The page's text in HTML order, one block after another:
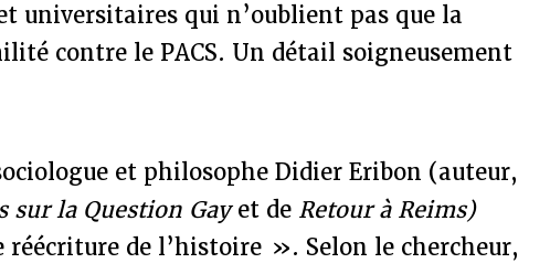
universitaires qui n’oublient pas que la
contre le PACS. Un détail soigneusement
et philosophe Didier Eribon (auteur,
sur la Question Gayet de Retour à Reims)
de l’histoire ». Selon le chercheur,